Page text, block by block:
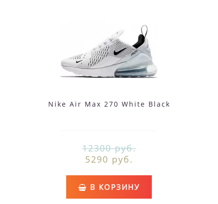
Nike Air Max 270 White Black
12300 руб.
5290 руб.
В КОРЗИНУ